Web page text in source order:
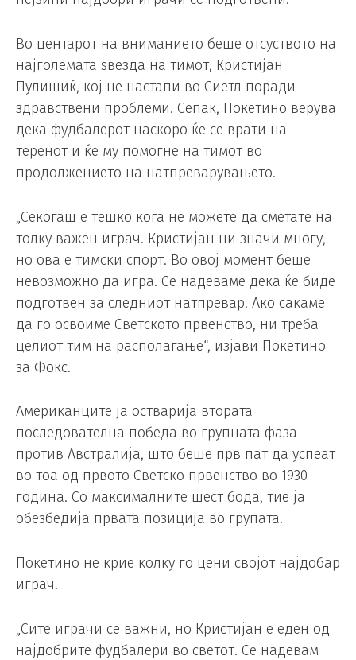
Во центарот на вниманието беше отсуството на
најголемата ѕвезда на тимот, Кристијан
Пулишиќ, кој не настапи во Сиетл поради
здравствени проблеми. Сепак, Покетино верува
дека фудбалерот наскоро ќе се врати на
теренот и ќе му помогне на тимот во
продолжението на натпреварувањето.
„Секогаш е тешко кога не можете да сметате на
толку важен играч. Кристијан ни значи многу,
но ова е тимски спорт. Во овој момент беше
невозможно да игра. Се надеваме дека ќе биде
подготвен за следниот натпревар. Ако сакаме
да го освоиме Светското првенство, ни треба
целиот тим на располагање“, изјави Покетино
за Фокс.
Американците ја остварија втората
последователна победа во групната фаза
против Австралија, што беше прв пат да успеат
во тоа од првото Светско првенство во 1930
година. Со максималните шест бода, тие ја
обезбедија првата позиција во групата.
Покетино не крие колку го цени својот најдобар
играч.
„Сите играчи се важни, но Кристијан е еден од
најдобрите фудбалери во светот. Се надевам